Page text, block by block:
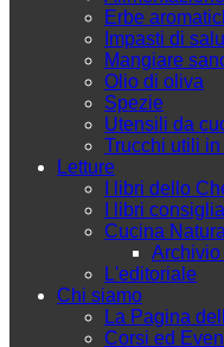
Erbe
Impasti di
Mangiare
Olio di oliva
Spezie
Utensili da
Trucchi utili
Letture
I libri dello
I libri
Cucina
Archivio
L'editoriale
Chi siamo
La Pagina
Corsi ed